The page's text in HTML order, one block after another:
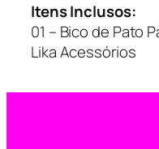
Itens Inclusos:
01 – Bico de Pato
Lika Acessórios